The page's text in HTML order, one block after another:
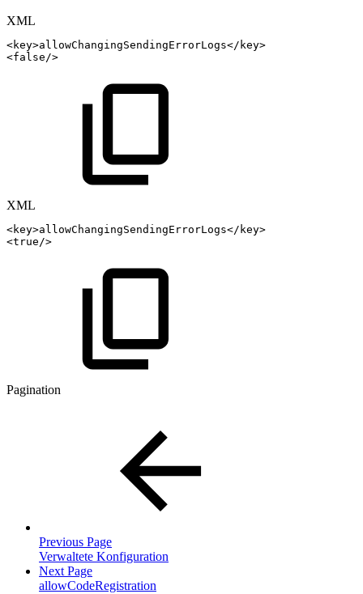
XML
<key>allowChangingSendingErrorLogs</ key>
<false/>
XML
<key>allowChangingSendingErrorLogs</ key>
<true/>
Pagination
Previous Page
Verwaltete Konfiguration
Next Page
allowCodeRegistration